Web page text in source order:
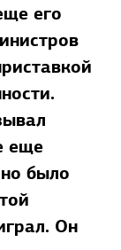
его
еще
было
Он